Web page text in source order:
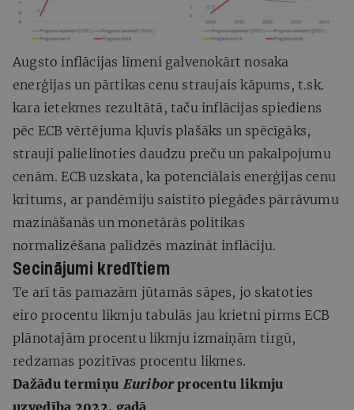
Augsto inflācijas līmeni galvenokārt nosaka
enerģijas un pārtikas cenu straujais kāpums, t.sk.
kara ietekmes rezultātā, taču inflācijas spiediens
pēc ECB vērtējuma kļuvis plašāks un spēcīgāks,
strauji palielinoties daudzu preču un pakalpojumu
cenām. ECB uzskata, ka potenciālais enerģijas cenu
kritums, ar pandēmiju saistīto piegādes pārrāvumu
mazināšanās un monetārās politikas
normalizēšana palīdzēs mazināt inflāciju.
Secinājumi kredītiem
Te arī tās pamazām jūtamās sāpes, jo skatoties
eiro procentu likmju tabulās jau krietni pirms ECB
plānotajām procentu likmju izmaiņām tirgū,
redzamas pozitīvas procentu likmes.
Dažādu termiņu Euriborprocentu likmju